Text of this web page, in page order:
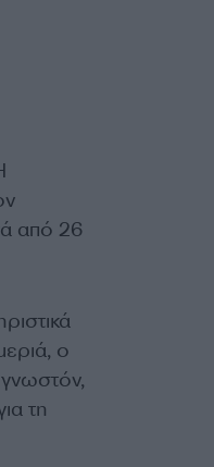
από 26
ο
τη